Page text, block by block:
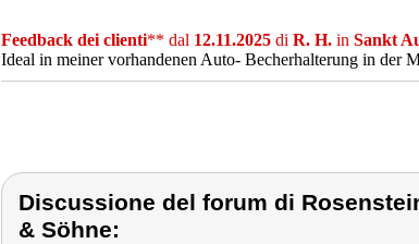
Feedback dei clienti** dal 12.11.2025 di R. H. in Sankt
Ideal in meiner vorhandenen Auto- Becherhalterung in der
Discussione del forum di
& Söhne: